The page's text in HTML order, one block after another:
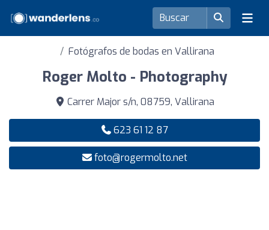
Fotógrafos de bodas en Vallirana
Roger Molto - Photography
Carrer Major s/n, 08759, Vallirana
623 61 12 87
foto@rogermolto.net